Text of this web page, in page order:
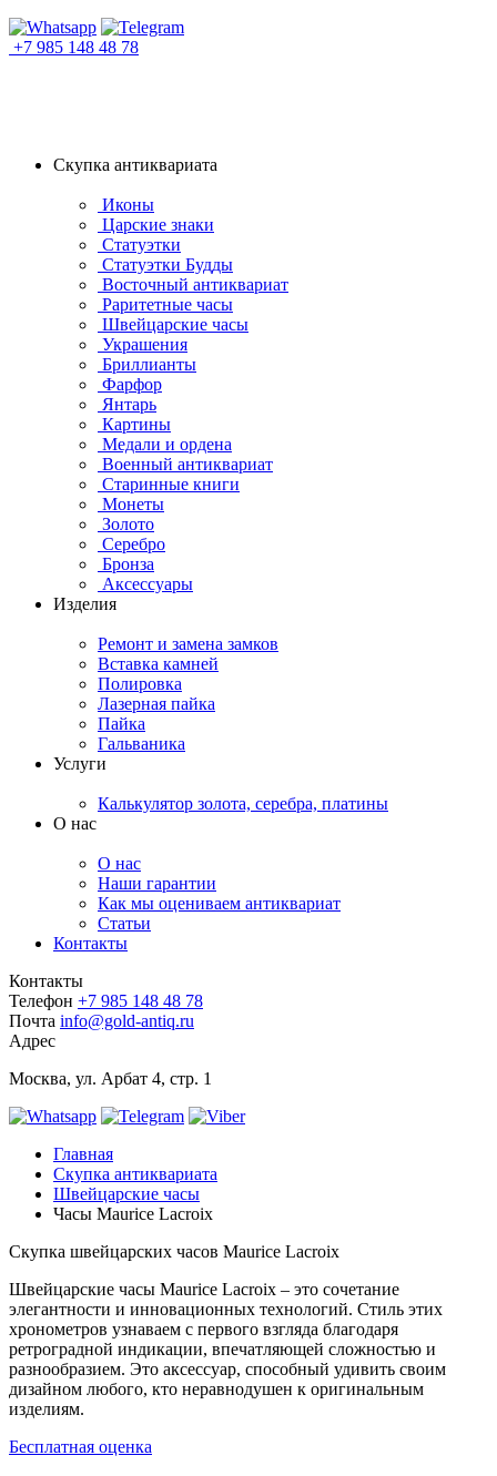
+7 985 148 48 78
Скупка антиквариата
Иконы
Царские знаки
Статуэтки
Статуэтки Будды
Восточный антиквариат
Раритетные часы
Швейцарские часы
Украшения
Бриллианты
Фарфор
Янтарь
Картины
Медали и ордена
Военный антиквариат
Старинные книги
Монеты
Золото
Серебро
Бронза
Аксессуары
Изделия
Ремонт и замена замков
Вставка камней
Полировка
Лазерная пайка
Пайка
Гальваника
Услуги
Калькулятор золота, серебра, платины
О нас
О нас
Наши гарантии
Как мы оцениваем антиквариат
Статьи
Контакты
Контакты
Телефон +7 985 148 48 78
Почта info@gold-antiq.ru
Адрес
Москва, ул. Арбат 4, стр. 1
Главная
Скупка антиквариата
Швейцарские часы
Часы Maurice Lacroix
Скупка швейцарских часов Maurice Lacroix
Швейцарские часы Maurice Lacroix – это сочетание
элегантности и инновационных технологий. Стиль этих
хронометров узнаваем с первого взгляда благодаря
ретроградной индикации, впечатляющей сложностью и
разнообразием. Это аксессуар, способный удивить своим
дизайном любого, кто неравнодушен к оригинальным
изделиям.
Бесплатная оценка